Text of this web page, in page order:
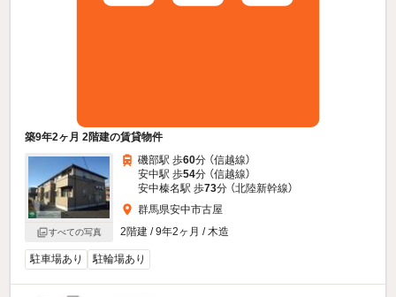
築9年2ヶ月 2階建の賃貸物件
すべての写真
磯部駅 歩60分 （信越線）
安中駅 歩54分 （信越線）
安中榛名駅 歩73分 （北陸新幹線）
群馬県安中市古屋
2階建 / 9年2ヶ月 / 木造
駐車場あり 駐輪場あり